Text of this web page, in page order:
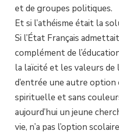
et de groupes politiques.
Et si l’athéisme était la
Si l’État Français
complément de
la laïcité et les valeurs de
d’entrée une autre
spirituelle et sans
aujourd’hui un jeune
vie, n’a pas l’option